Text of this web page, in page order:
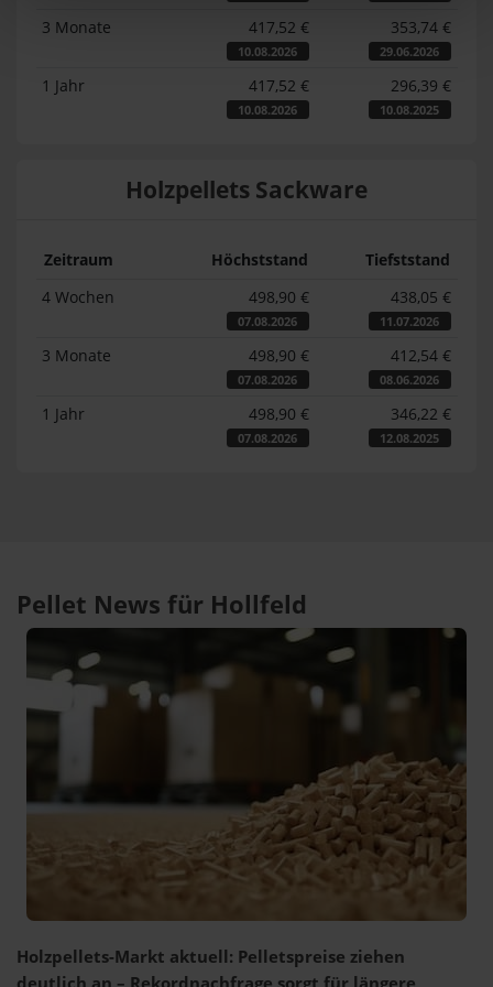
3 Monate 417,52 €
10.08.2026
353,74 €
29.06.2026
1 Jahr 417,52 €
10.08.2026
296,39 €
10.08.2025
Holzpellets Sackware
Zeitraum Höchststand
Tiefststand
4 Wochen
498,90 €
07.08.2026
438,05 €
11.07.2026
3 Monate 498,90 €
07.08.2026
412,54 €
08.06.2026
1 Jahr 498,90 €
07.08.2026
346,22 €
12.08.2025
Pellet News für Hollfeld
Holzpellets-Markt aktuell: Pelletspreise ziehen